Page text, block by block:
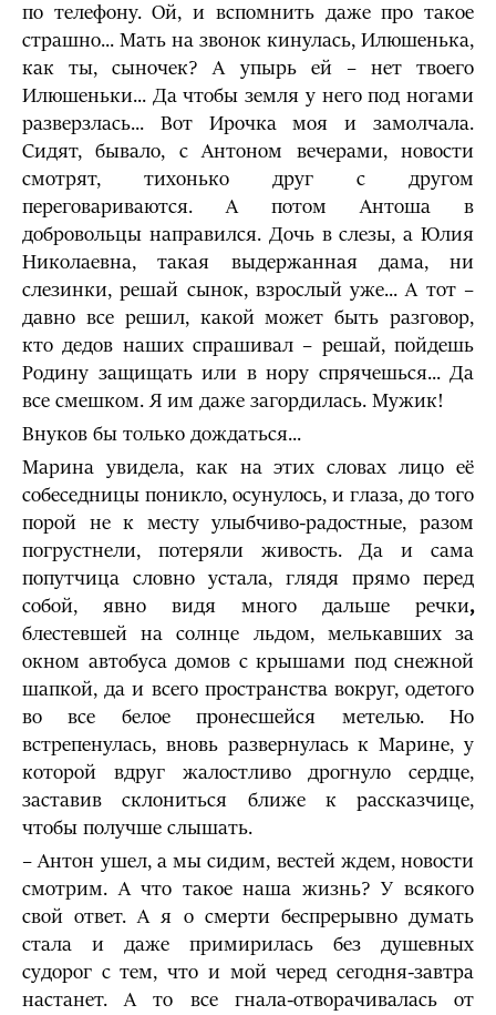
по телефону. Ой, и вспомнить даже про такое
страшно... Мать на звонок кинулась, Илюшенька,
как ты, сыночек? А упырь ей – нет твоего
Илюшеньки... Да чтобы земля у него под ногами
разверзлась... Вот Ирочка моя и замолчала.
Сидят, бывало, с Антоном вечерами, новости
смотрят, тихонько друг с другом
переговариваются. А потом Антоша в
добровольцы направился. Дочь в слезы, а Юлия
Николаевна, такая выдержанная дама, ни
слезинки, решай сынок, взрослый уже... А тот –
давно все решил, какой может быть разговор,
кто дедов наших спрашивал – решай, пойдешь
Родину защищать или в нору спрячешься... Да
все смешком. Я им даже загордилась. Мужик!
Внуков бы только дождаться...
Марина увидела, как на этих словах лицо её
собеседницы поникло, осунулось, и глаза, до того
порой не к месту улыбчиво-радостные, разом
погрустнели, потеряли живость. Да и сама
попутчица словно устала, глядя прямо перед
собой, явно видя много дальше речки,
блестевшей на солнце льдом, мелькавших за
окном автобуса домов с крышами под снежной
шапкой, да и всего пространства вокруг, одетого
во все белое пронесшейся метелью. Но
встрепенулась, вновь развернулась к Марине, у
которой вдруг жалостливо дрогнуло сердце,
заставив склониться ближе к рассказчице,
чтобы получше слышать.
– Антон ушел, а мы сидим, вестей ждем, новости
смотрим. А что такое наша жизнь? У всякого
свой ответ. А я о смерти беспрерывно думать
стала и даже примирилась без душевных
судорог с тем, что и мой черед сегодня-завтра
настанет. А то все гнала-отворачивалась от